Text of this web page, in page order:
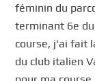
féminin du
terminant 6e
course, j’ai fait
du club italien